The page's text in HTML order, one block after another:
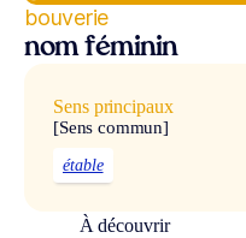
bouverie
nom féminin
Sens principaux
[Sens commun]
étable
À découvrir